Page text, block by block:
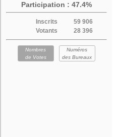
Participation : 47.4%
Inscrits
59 906
Votants
28 396
Nombres
de Votes
Numéros
des Bureaux